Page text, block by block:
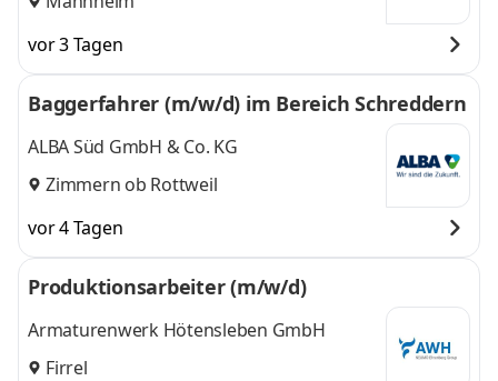
vor 3 Tagen
Baggerfahrer (m/w/d) im Bereich Schreddern
ALBA Süd GmbH & Co. KG
Zimmern ob Rottweil
vor 4 Tagen
Produktionsarbeiter (m/w/d)
Armaturenwerk Hötensleben GmbH
Firrel